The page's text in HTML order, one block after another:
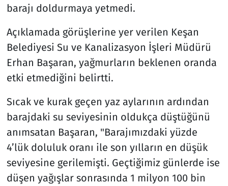
barajı doldurmaya yetmedi.
Açıklamada görüşlerine yer verilen Keşan
Belediyesi Su ve Kanalizasyon İşleri Müdürü
Erhan Başaran, yağmurların beklenen oranda
etki etmediğini belirtti.
Sıcak ve kurak geçen yaz aylarının ardından
barajdaki su seviyesinin oldukça düştüğünü
anımsatan Başaran, "Barajımızdaki yüzde
4’lük doluluk oranı ile son yılların en düşük
seviyesine gerilemişti. Geçtiğimiz günlerde ise
düşen yağışlar sonrasında 1 milyon 100 bin